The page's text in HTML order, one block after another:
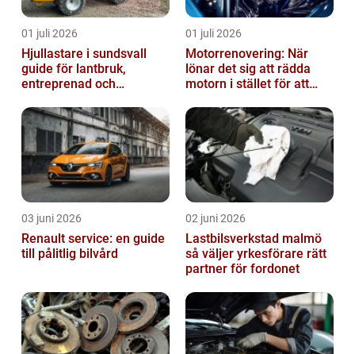
01 juli 2026
Hjullastare i sundsvall
guide för lantbruk,
entreprenad och
01 juli 2026
Motorrenovering: När
lönar det sig att rädda
motorn i stället för att
03 juni 2026
Renault service: en guide
till pålitlig bilvård
02 juni 2026
Lastbilsverkstad malmö
så väljer yrkesförare rätt
partner för fordonet